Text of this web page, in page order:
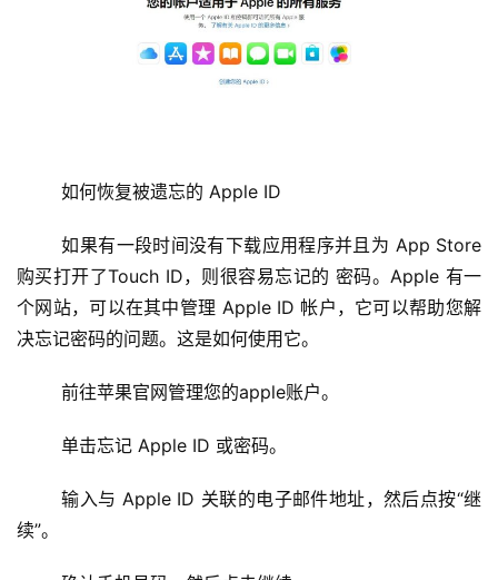
	如何恢复被遗忘的 Apple ID
	如果有一段时间没有下载应用程序并且为 App Store
购买打开了Touch ID，则很容易忘记的 密码。Apple 有一
个网站，可以在其中管理 Apple ID 帐户，它可以帮助您解
决忘记密码的问题。这是如何使用它。
	前往苹果官网管理您的apple账户。
	单击忘记 Apple ID 或密码。
	输入与 Apple ID 关联的电子邮件地址，然后点按“继
续”。